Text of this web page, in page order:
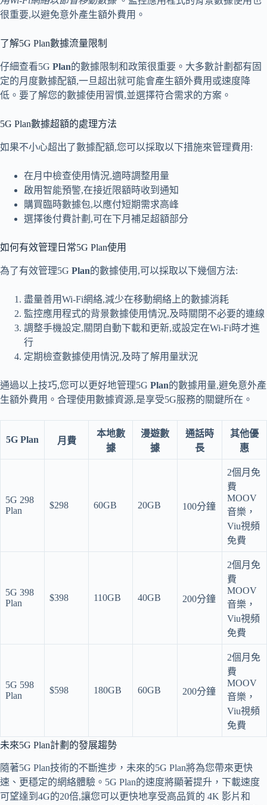
很重要,以避免意外產生額外費用。
了解5G Plan數據流量限制
仔細查看5G Plan的數據限制和政策很重要。大多數計劃都有固
定的月度數據配額,一旦超出就可能會產生額外費用或速度降
低。要了解您的數據使用習慣,並選擇符合需求的方案。
5G Plan數據超額的處理方法
如果不小心超出了數據配額,您可以採取以下措施來管理費用:
在月中檢查使用情況,適時調整用量
啟用智能預警,在接近限額時收到通知
購買臨時數據包,以應付短期需求高峰
選擇後付費計劃,可在下月補足超額部分
如何有效管理日常5G Plan使用
為了有效管理5G Plan的數據使用,可以採取以下幾個方法:
盡量善用Wi-Fi網絡,減少在移動網絡上的數據消耗
監控應用程式的背景數據使用情況,及時關閉不必要的連線
調整手機設定,關閉自動下載和更新,或設定在Wi-Fi時才進
行
定期檢查數據使用情況,及時了解用量狀況
通過以上技巧,您可以更好地管理5G Plan的數據用量,避免意外產
生額外費用。合理使用數據資源,是享受5G服務的關鍵所在。
5G Plan 月費
本地數
據
漫遊數
據
通話時
長
其他優
惠
5G 298
Plan
$298 60GB 20GB 100分鐘
2個月免
費
MOOV
音樂，
Viu視頻
免費
5G 398
Plan
$398 110GB 40GB 200分鐘
2個月免
費
MOOV
音樂，
Viu視頻
免費
5G 598
Plan
$598 180GB 60GB 200分鐘
2個月免
費
MOOV
音樂，
Viu視頻
免費
未來5G Plan計劃的發展趨勢
隨著5G Plan技術的不斷進步，未來的5G Plan將為您帶來更快
速、更穩定的網絡體驗。5G Plan的速度將顯著提升，下載速度
可望達到4G的20倍,讓您可以更快地享受高品質的 4K 影片和